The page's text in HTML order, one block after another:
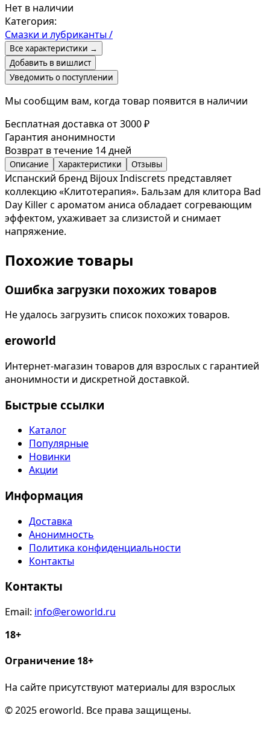
Нет в наличии
Категория:
Смазки и лубриканты /
Все характеристики →
Добавить в вишлист
Уведомить о поступлении
Мы сообщим вам, когда товар появится в наличии
Бесплатная доставка от 3000 ₽
Гарантия анонимности
Возврат в течение 14 дней
Описание Характеристики Отзывы
Испанский бренд Bijoux Indiscrets представляет
коллекцию «Клитотерапия». Бальзам для клитора Bad
Day Killer с ароматом аниса обладает согревающим
эффектом, ухаживает за слизистой и снимает
напряжение.
Похожие товары
Ошибка загрузки похожих товаров
Не удалось загрузить список похожих товаров.
eroworld
Интернет-магазин товаров для взрослых с гарантией
анонимности и дискретной доставкой.
Быстрые ссылки
Каталог
Популярные
Новинки
Акции
Информация
Доставка
Анонимность
Политика конфиденциальности
Контакты
Контакты
Email: info@eroworld.ru
18+
Ограничение 18+
На сайте присутствуют материалы для взрослых
© 2025 eroworld. Все права защищены.